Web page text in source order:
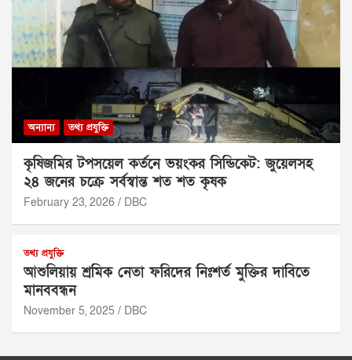
অন্যান্য তথ্য প্রযুক্তি
কৃষিজমির টপসয়েল কর্তনে ভয়ংকর সিন্ডিকেট: জুয়েলসহ
২৪ জনের চক্রে সর্বস্বান্ত শত শত কৃষক
February 23, 2026 DBC
তথ্য প্রযুক্তি
আশুলিয়ায় শ্রমিক নেতা ফরিদের নিঃশর্ত মুক্তির দাবিতে
মানববন্ধন
November 5, 2025 DBC